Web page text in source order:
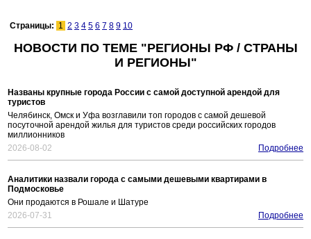
Страницы: 1 2 3 4 5 6 7 8 9 10
НОВОСТИ ПО ТЕМЕ "РЕГИОНЫ РФ / СТРАНЫ
И РЕГИОНЫ"
Названы крупные города России с самой доступной арендой для
туристов
Челябинск, Омск и Уфа возглавили топ городов с самой дешевой
посуточной арендой жилья для туристов среди российских городов
миллионников
2026-08-02
Подробнее
Аналитики назвали города с самыми дешевыми квартирами в
Подмосковье
Они продаются в Рошале и Шатуре
2026-07-31
Подробнее